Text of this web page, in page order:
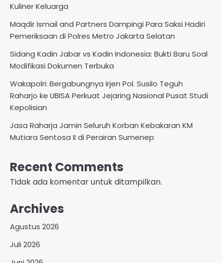
Kuliner Keluarga
Maqdir Ismail and Partners Dampingi Para Saksi Hadiri
Pemeriksaan di Polres Metro Jakarta Selatan
Sidang Kadin Jabar vs Kadin Indonesia: Bukti Baru Soal
Modifikasi Dokumen Terbuka
Wakapolri: Bergabungnya Irjen Pol. Susilo Teguh
Raharjo ke UBISA Perkuat Jejaring Nasional Pusat Studi
Kepolisian
Jasa Raharja Jamin Seluruh Korban Kebakaran KM
Mutiara Sentosa II di Perairan Sumenep
Recent Comments
Tidak ada komentar untuk ditampilkan.
Archives
Agustus 2026
Juli 2026